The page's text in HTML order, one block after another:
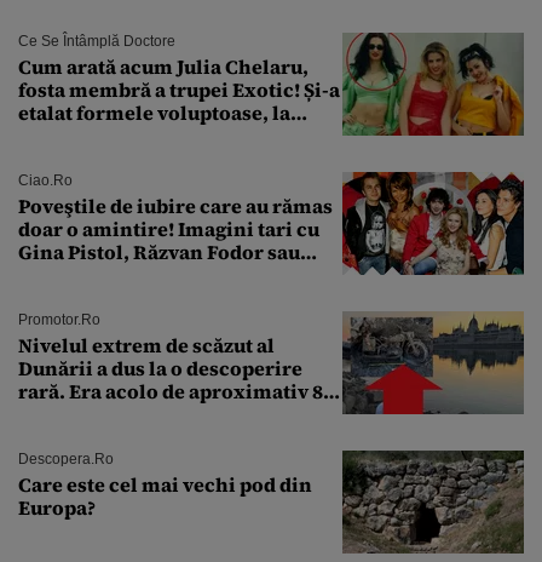
Ce Se Întâmplă Doctore
Cum arată acum Julia Chelaru,
fosta membră a trupei Exotic! Și-a
etalat formele voluptoase, la
Ciao.ro
Poveştile de iubire care au rămas
doar o amintire! Imagini tari cu
Gina Pistol, Răzvan Fodor sau
Promotor.ro
Nivelul extrem de scăzut al
Dunării a dus la o descoperire
rară. Era acolo de aproximativ 80
Descopera.ro
Care este cel mai vechi pod din
Europa?